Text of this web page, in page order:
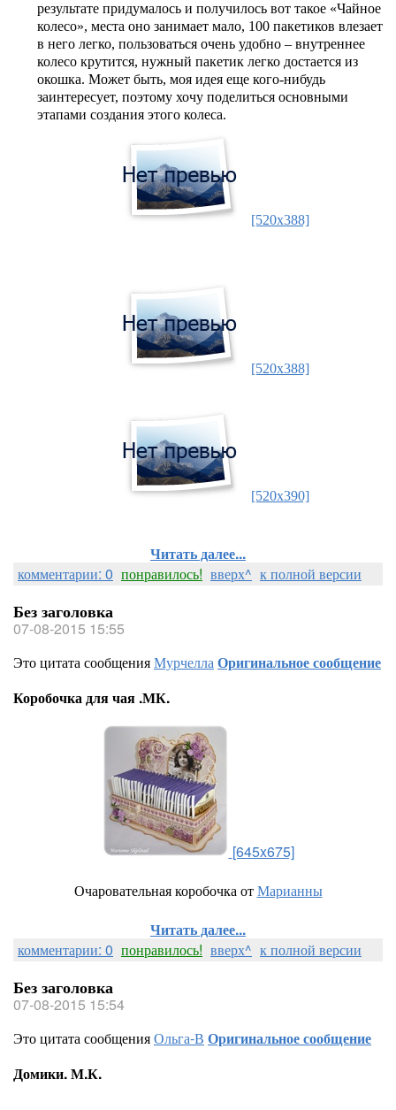
результате придумалось и получилось вот такое «Чайное
колесо», места оно занимает мало, 100 пакетиков влезает
в него легко, пользоваться очень удобно – внутреннее
колесо крутится, нужный пакетик легко достается из
окошка. Может быть, моя идея еще кого-нибудь
заинтересует, поэтому хочу поделиться основными
этапами создания этого колеса.
[520x388]
[520x388]
[520x390]
Читать далее...
комментарии: 0 понравилось! вверх^ к полной версии
Без заголовка
07-08-2015 15:55
Это цитата сообщенияМурчеллаОригинальное сообщение
Коробочка для чая .МК.
[645x675]
Очаровательная коробочка отМарианны
Читать далее...
комментарии: 0 понравилось! вверх^ к полной версии
Без заголовка
07-08-2015 15:54
Это цитата сообщенияОльга-В Оригинальное сообщение
Домики. М.К.